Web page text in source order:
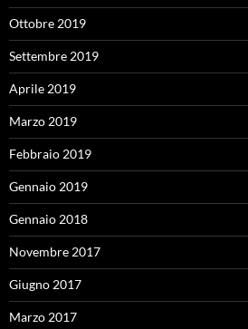
Ottobre 2019
Settembre 2019
Aprile 2019
Marzo 2019
Febbraio 2019
Gennaio 2019
Gennaio 2018
Novembre 2017
Giugno 2017
Marzo 2017